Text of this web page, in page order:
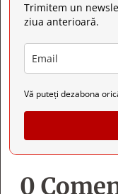
Trimitem un
ziua anterioară.
Vă puteți dezabona
0